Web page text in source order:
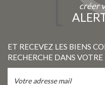
créer
ET RECEVEZ LES BIENS
RECHERCHE DANS